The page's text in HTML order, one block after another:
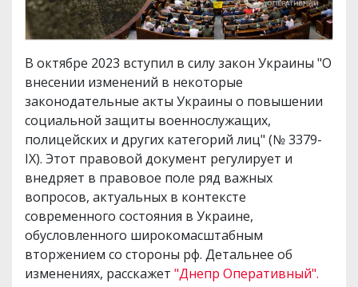
В октябре 2023 вступил в силу закон Украины "О
внесении изменений в некоторые
законодательные акты Украины о повышении
социальной защиты военнослужащих,
полицейских и других категорий лиц" (№ 3379-
ІХ). Этот правовой документ регулирует и
внедряет в правовое поле ряд важных
вопросов, актуальных в контексте
современного состояния в Украине,
обусловленного широкомасштабным
вторжением со стороны рф. Детальнее об
изменениях, расскажет "Днепр Оперативный".